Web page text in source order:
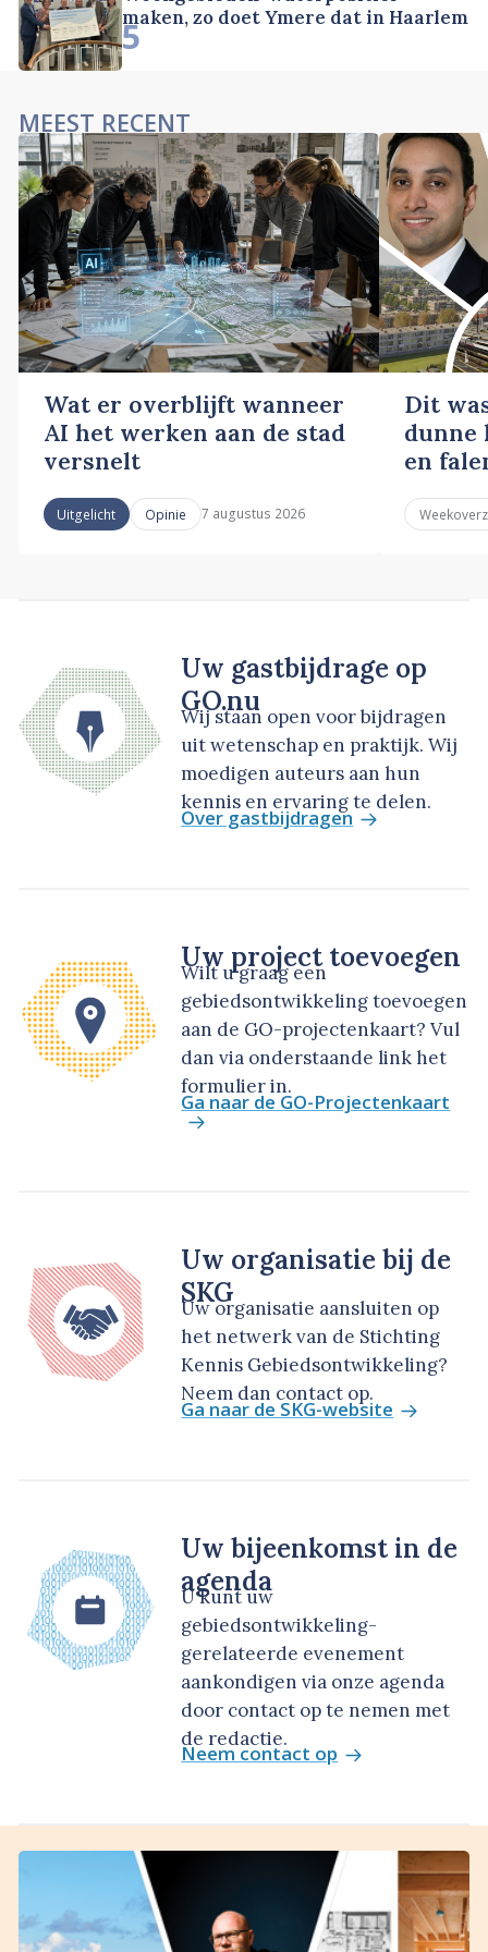
maken, zo doet Ymere dat in Haarlem
5
MEEST RECENT
Wat er overblijft wanneer
AI het werken aan de stad
versnelt
Uitgelicht Opinie 7 augustus 2026
Dit
dunne
en
Uw gastbijdrage op
GO.nu
Wij staan open voor bijdragen
uit wetenschap en praktijk. Wij
moedigen auteurs aan hun
kennis en ervaring te delen.
Over gastbijdragen
Uw project toevoegen
Wilt u graag een
gebiedsontwikkeling toevoegen
aan de GO-projectenkaart? Vul
dan via onderstaande link het
formulier in.
Ga naar de GO-Projectenkaart
Uw organisatie bij de
SKG
Uw organisatie aansluiten op
het netwerk van de Stichting
Kennis Gebiedsontwikkeling?
Neem dan contact op.
Ga naar de SKG-website
Uw bijeenkomst in de
agenda
U kunt uw
gebiedsontwikkeling-
gerelateerde evenement
aankondigen via onze agenda
door contact op te nemen met
de redactie.
Neem contact op